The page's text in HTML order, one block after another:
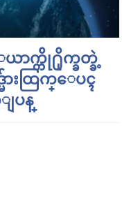
ယာက္ကို႐ိုက္ခတ္ခဲ့
ားထြက္ေပၚ
ပန္